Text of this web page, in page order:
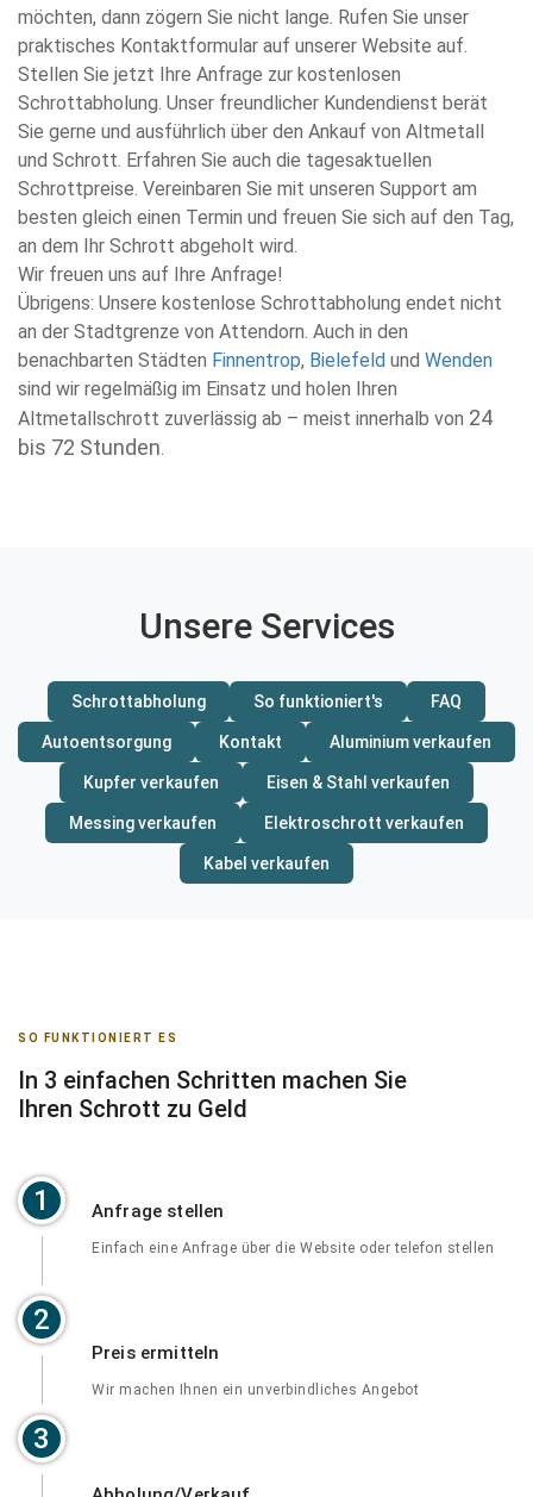
möchten, dann zögern Sie nicht lange. Rufen Sie unser
praktisches Kontaktformular auf unserer Website auf.
Stellen Sie jetzt Ihre Anfrage zur kostenlosen
Schrottabholung. Unser freundlicher Kundendienst berät
Sie gerne und ausführlich über den Ankauf von Altmetall
und Schrott. Erfahren Sie auch die tagesaktuellen
Schrottpreise. Vereinbaren Sie mit unseren Support am
besten gleich einen Termin und freuen Sie sich auf den Tag,
an dem Ihr Schrott abgeholt wird.
Wir freuen uns auf Ihre Anfrage!
Übrigens: Unsere kostenlose Schrottabholung endet nicht
an der Stadtgrenze von Attendorn. Auch in den
benachbarten Städten Finnentrop, Bielefeld und Wenden
sind wir regelmäßig im Einsatz und holen Ihren
Altmetallschrott zuverlässig ab – meist innerhalb von 24
bis 72 Stunden.
Unsere Services
Schrottabholung So funktioniert's FAQ
Autoentsorgung Kontakt Aluminium verkaufen
Kupfer verkaufen Eisen & Stahl verkaufen
Messing verkaufen Elektroschrott verkaufen
Kabel verkaufen
SO FUNKTIONIERT ES
In 3 einfachen Schritten machen Sie
Ihren Schrott zu Geld
1
2
3
Anfrage stellen
Einfach eine Anfrage über die Website oder telefon stellen
Preis ermitteln
Wir machen Ihnen ein unverbindliches Angebot